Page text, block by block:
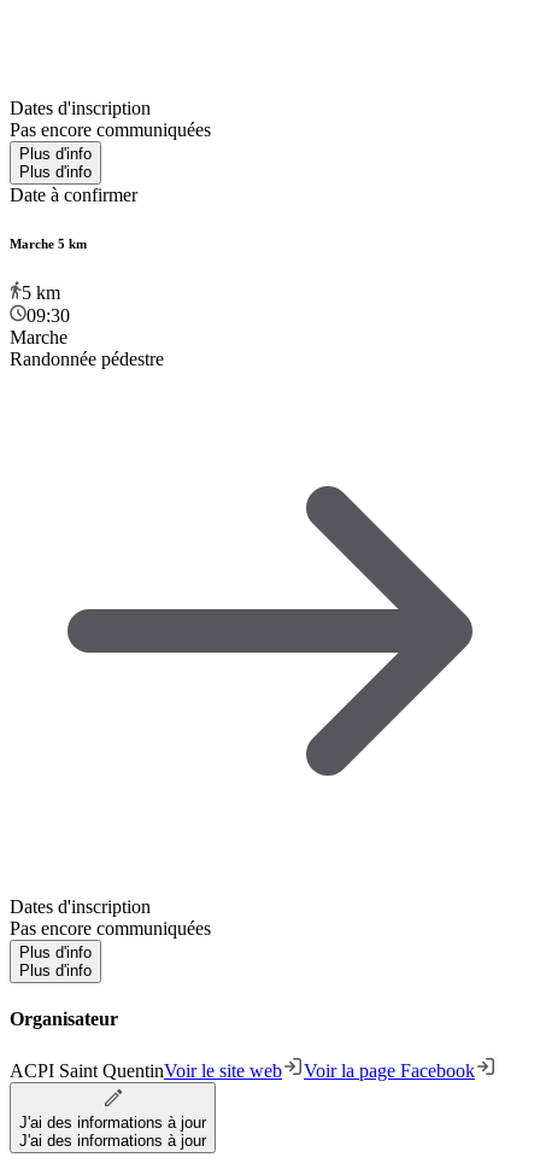
Dates d'inscription
Pas encore communiquées
Plus d'info
Plus d'info
Date à confirmer
Marche 5 km
5 km
09:30
Marche
Randonnée pédestre
Dates d'inscription
Pas encore communiquées
Plus d'info
Plus d'info
Organisateur
ACPI Saint QuentinVoir le site web Voir la page Facebook
J'ai des informations à jour
J'ai des informations à jour